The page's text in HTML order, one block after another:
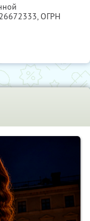
, ОГРН